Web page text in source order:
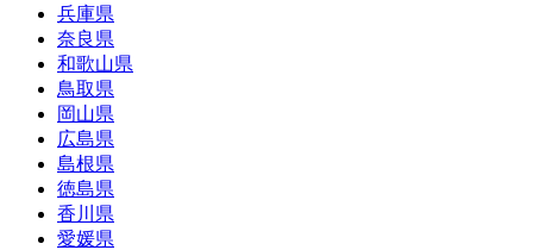
兵庫県
奈良県
和歌山県
鳥取県
岡山県
広島県
島根県
徳島県
香川県
愛媛県